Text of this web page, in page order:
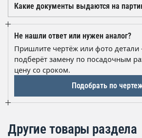
герметичности не будет. Если есть
пришлите чертёж или фото
замену.
внутренним диаметром 8 мм,
и монтируется обжимом под
МПа (400 атм) реализуется только
соответствующем классе рукава и
подобранной муфте.
Какие документы выдаются на
На отгружаемую партию
качества, при необходимости —
товаросопроводительные
бухгалтерии. Комплект документов
оформлении заказа со склада.
Не нашли ответ или нужен аналог?
Пришлите чертёж или фото
подберёт замену по посадочным
цену со сроком.
Подобрать по
Другие товары раздела